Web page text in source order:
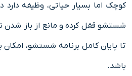
کوچک اما بسیار حیاتی، وظیفه دارد
شستشو قفل کرده و مانع از باز شدن
تا پایان کامل برنامه شستشو،
باشد.